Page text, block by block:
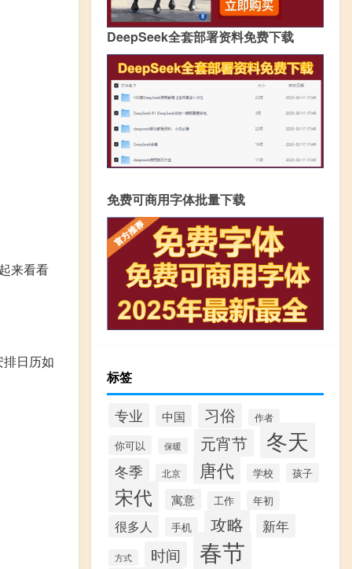
来看看
日历如
DeepSeek全套部署资料免费下载
免费可商用字体批量下载
标签
专业 中国 习俗 作者
你可以 保暖 元宵节 冬天
冬季 北京 唐代 学校 孩子
宋代 寓意 工作 年初
很多人 手机 攻略 新年
方式 时间 春节